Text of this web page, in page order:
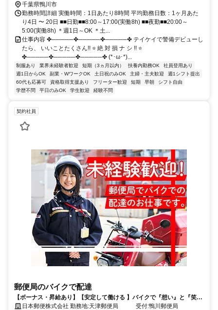
千葉県鴨川市
勤務時間詳細 実働時間：1日あたり8時間 平均勤務日数：1ヶ月あた
り4日 〜 20日 ■■日勤■■8:00～17:00(実働8h) ■■夜勤■■20:00～
5:00(実働8h) ＊週1日～OK ＊土...
仕事内容 ✤─────✤─────✤─────✤ テイケイで警備デビューし
たら、 いいことたくさん!! ⭐ 絶 対 損 ナ シ !! ⭐
✤─────✤─────✤─────✤ (*･ω･*)...
制服あり 業界未経験者歓迎 短期（3ヵ月以内） 扶養内勤務OK
社員登用あり
週1日からOK
副業・WワークOK 土日祝のみOK 主婦・主夫歓迎
週1シフト提出
60代も応募可
資格取得支援あり フリーター歓迎 短期 早朝
シフト自由
学歴不問
平日のみOK 学生歓迎 経験不問
契約社員
郵便局のバイクで配達
【ボーナス・昇給あり】【安定して働ける 】バイクで『想い』と『笑
顔』をつなぐお仕事してみませんか？
日本郵便株式会社 勤務地:天津郵便局 受付:鴨川郵便局